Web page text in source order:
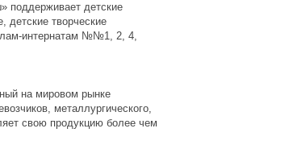
поддерживает детские
детские творческие
интернатам №№1, 2, 4,
на мировом рынке
металлургического,
свою продукцию более чем